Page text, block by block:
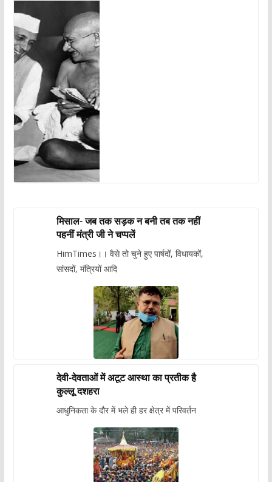
मिसाल- जब तक सड़क न बनी तब तक नहीं
पहनीं मंत्री जी ने चप्पलें
HimTimes।। वैसे तो चुने हुए पार्षदों, विधायकों,
सांसदों, मंत्रियों आदि
देवी-देवताओं में अटूट आस्था का प्रतीक है
कुल्लू दशहरा
आधुनिकता के दौर में भले ही हर क्षेत्र में परिवर्तन